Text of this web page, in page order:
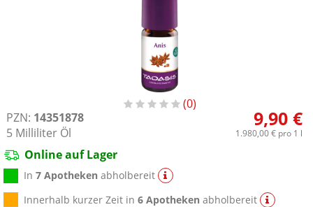
0
PZN: 14351878
5 Milliliter Öl
9,90 €
1.980,00 €pro 1 l
Online auf Lager
In7 Apotheken abholbereit
Innerhalb kurzer Zeit in6 Apotheken abholbereit